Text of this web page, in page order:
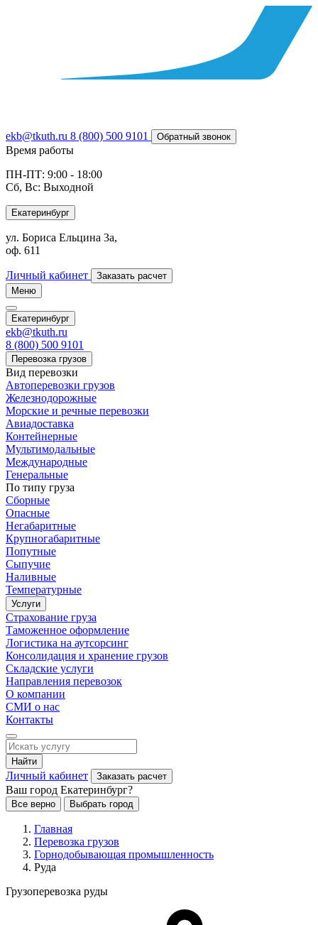
ekb@tkuth.ru 8 (800) 500 9101 Обратный звонок
Время работы
ПН-ПТ: 9:00 - 18:00
Сб, Вс: Выходной
Екатеринбург
ул. Бориса Ельцина 3а,
оф. 611
Личный кабинет
Заказать расчет
Меню
Екатеринбург
ekb@tkuth.ru
8 (800) 500 9101
Перевозка грузов
Вид перевозки
Автоперевозки грузов
Железнодорожные
Морские и речные перевозки
Авиадоставка
Контейнерные
Мультимодальные
Международные
Генеральные
По типу груза
Сборные
Опасные
Негабаритные
Крупногабаритные
Попутные
Сыпучие
Наливные
Температурные
Услуги
Страхование груза
Таможенное оформление
Логистика на аутсорсинг
Консолидация и хранение грузов
Складские услуги
Направления перевозок
О компании
СМИ о нас
Контакты
Найти
Личный кабинет Заказать расчет
Ваш город Екатеринбург?
Все верно Выбрать город
Главная
Перевозка грузов
Горнодобывающая промышленность
Руда
Грузоперевозка руды